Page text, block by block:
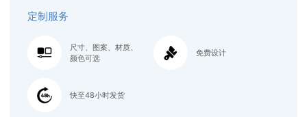
定制服务
尺寸、图案、材质、
颜色可选
免费设计
快至48小时发货